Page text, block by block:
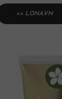
>> LONA.VN